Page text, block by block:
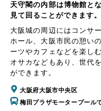
天守閣の内部は博物館と
見て回ることができます。
大阪城の周辺にはコンサ
ホール、大阪市民の憩い
ーツやカフェなどを楽し
オサカなどもあり、世代
ができます。
大阪府大阪市中央区
梅田プラザモータープール